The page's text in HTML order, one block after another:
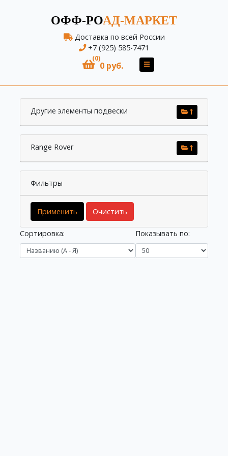
ОФФ-РОАД-МАРКЕТ
Доставка по всей России
+7 (925) 585-7471
(0)
0 руб.
Другие элементы подвески
Range Rover
Фильтры
Применить Очистить
Сортировка: Показывать по: